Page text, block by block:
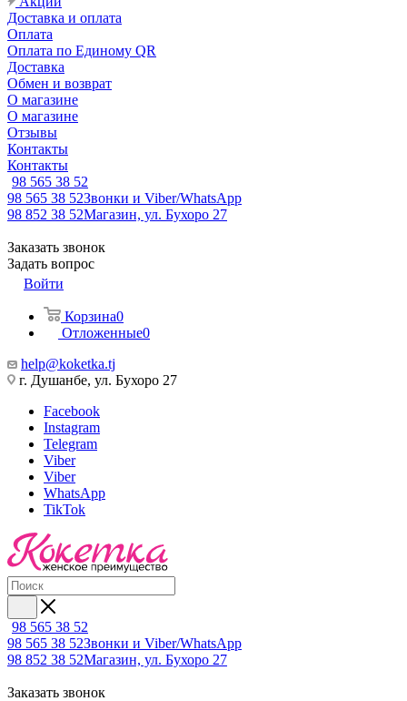
Доставка и оплата
Оплата
Оплата по Единому QR
Доставка
Обмен и возврат
О магазине
О магазине
Отзывы
Контакты
Контакты
98 565 38 52
98 565 38 52Звонки и Viber/WhatsApp
98 852 38 52Магазин, ул. Бухоро 27
Заказать звонок
Задать вопрос
Войти
Корзина0
Отложенные0
help@koketka.tj
г. Душанбе, ул. Бухоро 27
Facebook
Instagram
Telegram
Viber
Viber
WhatsApp
TikTok
98 565 38 52
98 565 38 52Звонки и Viber/WhatsApp
98 852 38 52Магазин, ул. Бухоро 27
Заказать звонок